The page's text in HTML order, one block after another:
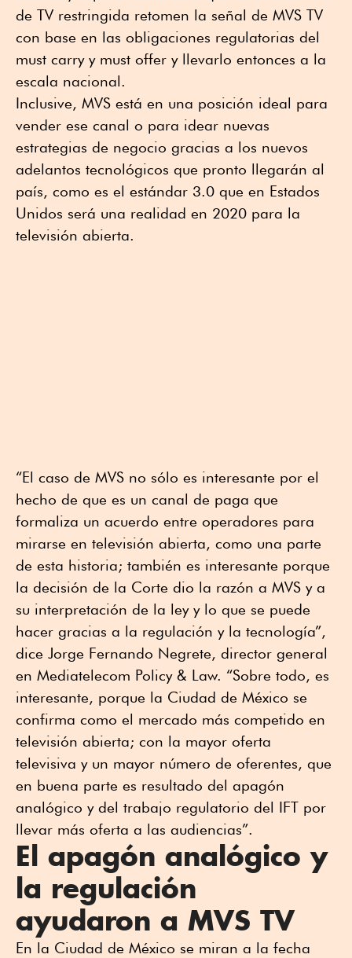
de TV restringida retomen la señal de MVS TV
con base en las obligaciones regulatorias del
must carry y must offer y llevarlo entonces a la
escala nacional.
Inclusive, MVS está en una posición ideal para
vender ese canal o para idear nuevas
estrategias de negocio gracias a los nuevos
adelantos tecnológicos que pronto llegarán al
país, como es el estándar 3.0 que en Estados
Unidos será una realidad en 2020 para la
televisión abierta.
“El caso de MVS no sólo es interesante por el
hecho de que es un canal de paga que
formaliza un acuerdo entre operadores para
mirarse en televisión abierta, como una parte
de esta historia; también es interesante porque
la decisión de la Corte dio la razón a MVS y a
su interpretación de la ley y lo que se puede
hacer gracias a la regulación y la tecnología”,
dice Jorge Fernando Negrete, director general
en Mediatelecom Policy & Law. “Sobre todo, es
interesante, porque la Ciudad de México se
confirma como el mercado más competido en
televisión abierta; con la mayor oferta
televisiva y un mayor número de oferentes, que
en buena parte es resultado del apagón
analógico y del trabajo regulatorio del IFT por
llevar más oferta a las audiencias”.
El apagón analógico y
la regulación
ayudaron a MVS TV
En la Ciudad de México se miran a la fecha